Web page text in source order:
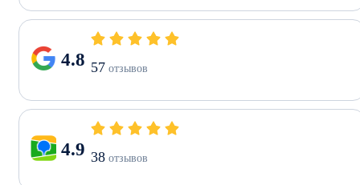
4.8 57 отзывов
4.9 38 отзывов